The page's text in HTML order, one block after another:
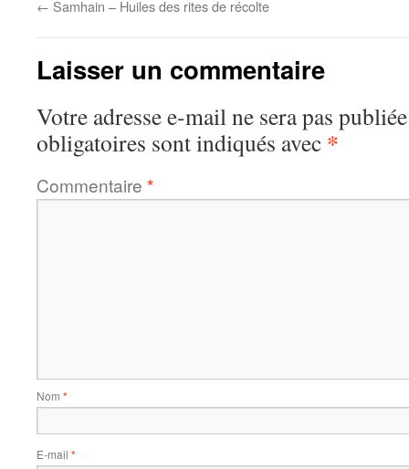
← Samhain – Huiles des rites de récolte
Laisser un commentaire
Votre adresse e-mail ne sera pas
obligatoires sont indiqués avec *
Commentaire *
Nom *
E-mail *